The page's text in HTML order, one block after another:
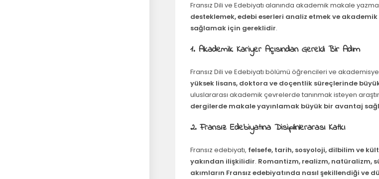
Fransız Dili ve Edebiyatı alanında akademik makale
desteklemek, edebi eserleri analiz etmek ve
sağlamak için gereklidir.
1. Akademik Kariyer Açısından Gerekli Bir Adım
Fransız Dili ve Edebiyatı bölümü öğrencileri ve
yüksek lisans, doktora ve doçentlik süreçlerinde
uluslararası akademik çevrelerde tanınmak isteyen
dergilerde makale yayınlamak büyük bir avantaj
2. Fransız Edebiyatına Disiplinlerarası Katkı
Fransız edebiyatı, felsefe, tarih, sosyoloji, dilbilim ve
yakından ilişkilidir. Romantizm, realizm, natüralizm,
akımların Fransız edebiyatında nasıl şekillendiği ve